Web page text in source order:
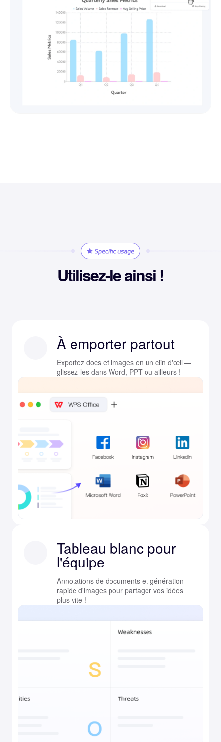
Utilisez-le ainsi !
À emporter partout
Exportez docs et images en un clin d'œil —
glissez-les dans Word, PPT ou ailleurs !
Tableau blanc pour
l'équipe
Annotations de documents et génération
rapide d'images pour partager vos idées
plus vite !